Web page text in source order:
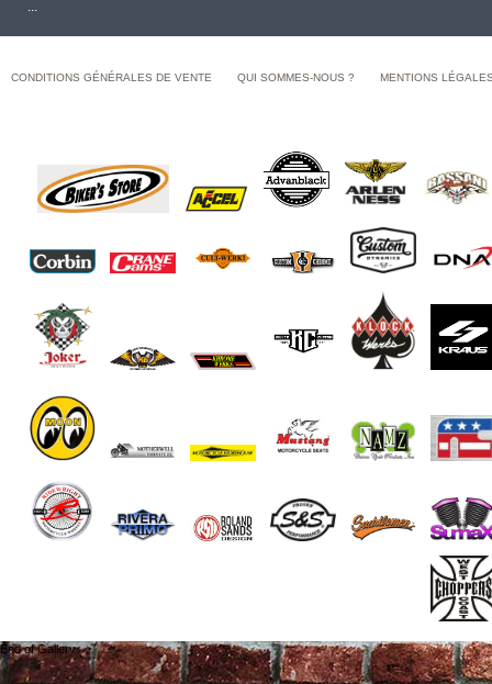
CONDITIONS GÉNÉRALES DE VENTE QUI SOMMES-NOUS ? MENTIONS
End of Gallery